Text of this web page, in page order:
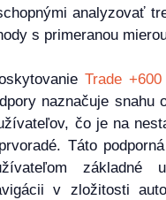
analyzovať
s primeranou
Trade
naznačuje snahu
čo je na
Táto
základné
v zložitosti